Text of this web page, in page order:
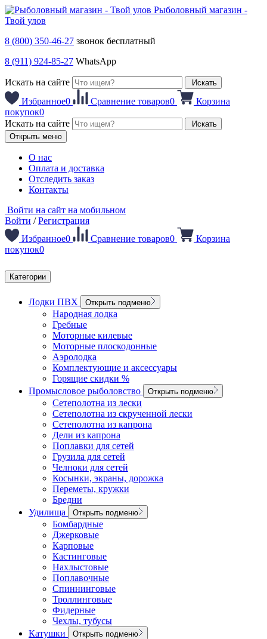
Рыболовный магазин -
Твой улов
8 (800) 350-46-27 звонок бесплатный
8 (911) 924-85-27 WhatsApp
Искать на сайте Искать
Избранное0 Сравнение товаров0
Корзина
покупок0
Искать на сайте
Искать
Открыть меню
О нас
Оплата и доставка
Отследить заказ
Контакты
Войти на сайт на мобильном
Войти /Регистрация
Избранное0 Сравнение товаров0
Корзина
покупок0
Категории
Лодки ПВХ Открыть подменю
Народная лодка
Гребные
Моторные килевые
Моторные плоскодонные
Аэролодка
Комплектующие и аксессуары
Горящие скидки %
Промысловое рыболовство
Открыть подменю
Сетеполотна из лески
Сетеполотна из скрученной лески
Сетеполотна из капрона
Дели из капрона
Поплавки для сетей
Грузила для сетей
Челноки для сетей
Косынки, экраны, дорожка
Переметы, кружки
Бредни
Удилища
Открыть подменю
Бомбардные
Джерковые
Карповые
Кастинговые
Нахлыстовые
Поплавочные
Спиннинговые
Троллинговые
Фидерные
Чехлы, тубусы
Катушки
Открыть подменю